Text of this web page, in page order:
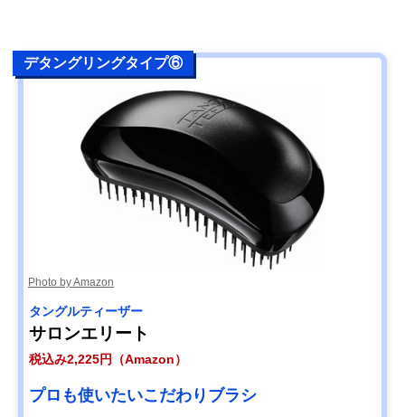
デタングリングタイプ⑥
Photo by Amazon
タングルティーザー
サロンエリート
税込み2,225円（Amazon）
プロも使いたいこだわりブラシ